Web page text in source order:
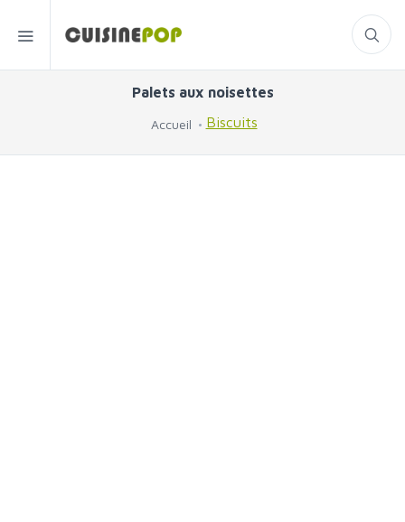
Palets aux noisettes
Accueil Biscuits